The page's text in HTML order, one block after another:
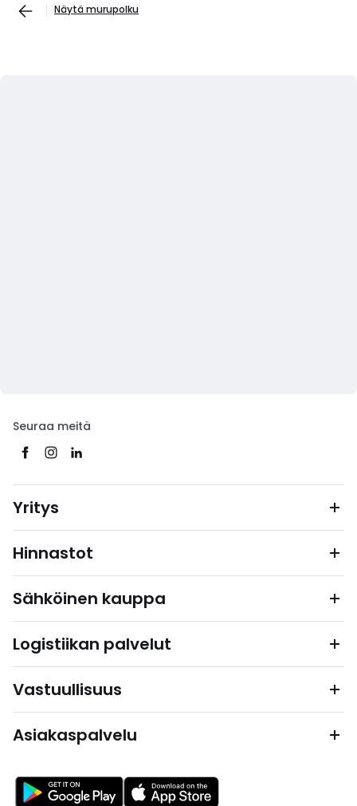
Näytä murupolku
Seuraa meitä
Yritys
Hinnastot
Sähköinen kauppa
Logistiikan palvelut
Vastuullisuus
Asiakaspalvelu